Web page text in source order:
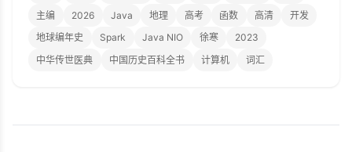
主编
2026 Java 地理 高考 函数 高清
开发
地球编年史
Spark Java NIO 徐寒
2023
中华传世医典
中国历史百科全书 计算机 词汇